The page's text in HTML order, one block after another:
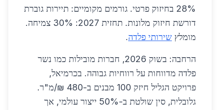
28% בחיזוק פרטי. גורמים מקומיים: תיירות גוברת
דורשת חיזוק מלונות. תחזית 2027: 30% צמיחה.
מומלץ שירותי פלדה.
הרחבה: בשוק 2026, חברות מובילות כמו נשר
פלדה מדווחות על רווחיות גבוהה. בכרמיאל,
פרויקט הגליל חיזק 100 מבנים ב-480 ₪/מ"ר.
גלובלית, סין שולטת ב-50% ייצור עולמי, אך